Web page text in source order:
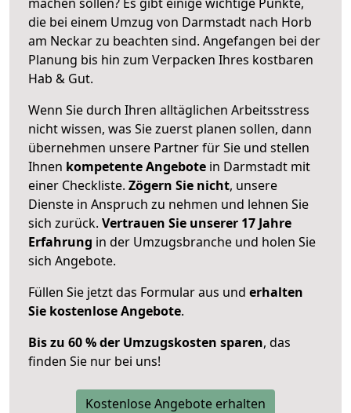
die bei einem Umzug von Darmstadt nach Horb
am Neckar zu beachten sind. Angefangen bei der
Planung bis hin zum Verpacken Ihres kostbaren
Hab & Gut.
Wenn Sie durch Ihren alltäglichen Arbeitsstress
nicht wissen, was Sie zuerst planen sollen, dann
übernehmen unsere Partner für Sie und stellen
Ihnen kompetente Angebote in Darmstadt mit
einer Checkliste. Zögern Sie nicht, unsere
Dienste in Anspruch zu nehmen und lehnen Sie
sich zurück. Vertrauen Sie unserer 17 Jahre
Erfahrung in der Umzugsbranche und holen Sie
sich Angebote.
Füllen Sie jetzt das Formular aus und erhalten
Sie kostenlose Angebote.
Bis zu 60 % der Umzugskosten sparen, das
finden Sie nur bei uns!
Kostenlose Angebote erhalten